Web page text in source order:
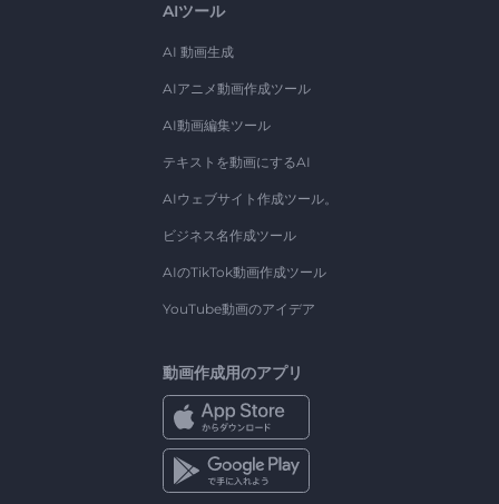
AIツール
AI 動画生成
AIアニメ動画作成ツール
AI動画編集ツール
テキストを動画にするAI
AIウェブサイト作成ツール。
ビジネス名作成ツール
AIのTikTok動画作成ツール
YouTube動画のアイデア
動画作成用のアプリ